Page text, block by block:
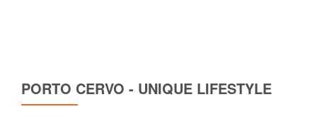
PORTO CERVO - UNIQUE LIFESTYLE